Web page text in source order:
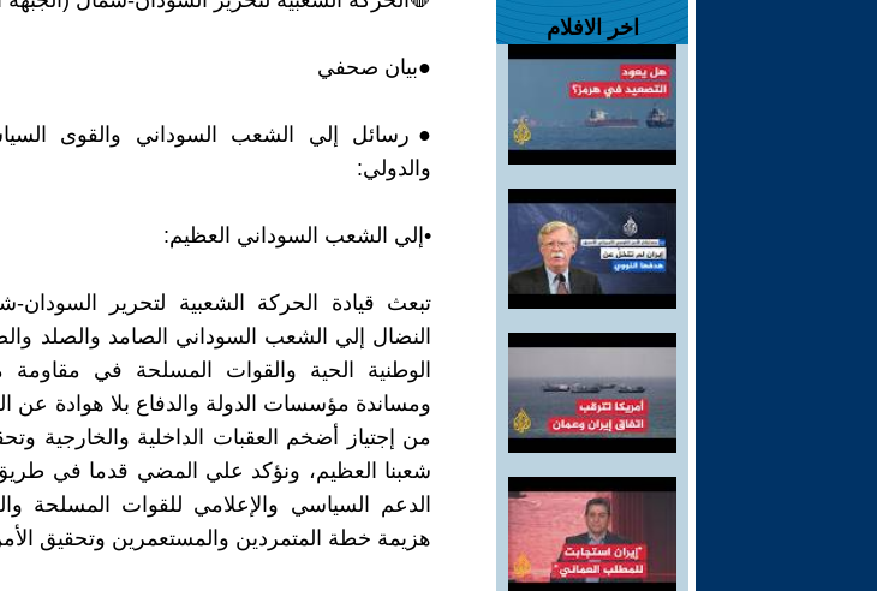
اخر الافلام
●بيان صحفي
●رسائل إلي الشعب السوداني والقوى
والدولي:
•إلي الشعب السوداني العظيم:
تبعث قيادة الحركة الشعبية لتحرير السودان-
النضال إلي الشعب السوداني الصامد والصلد
الوطنية الحية والقوات المسلحة في مقاومة
ومساندة مؤسسات الدولة والدفاع بلا هوادة عن
من إجتياز أضخم العقبات الداخلية والخارجية
شعبنا العظيم، ونؤكد علي المضي قدما في طريق
الدعم السياسي والإعلامي للقوات المسلحة
هزيمة خطة المتمردين والمستعمرين وتحقيق